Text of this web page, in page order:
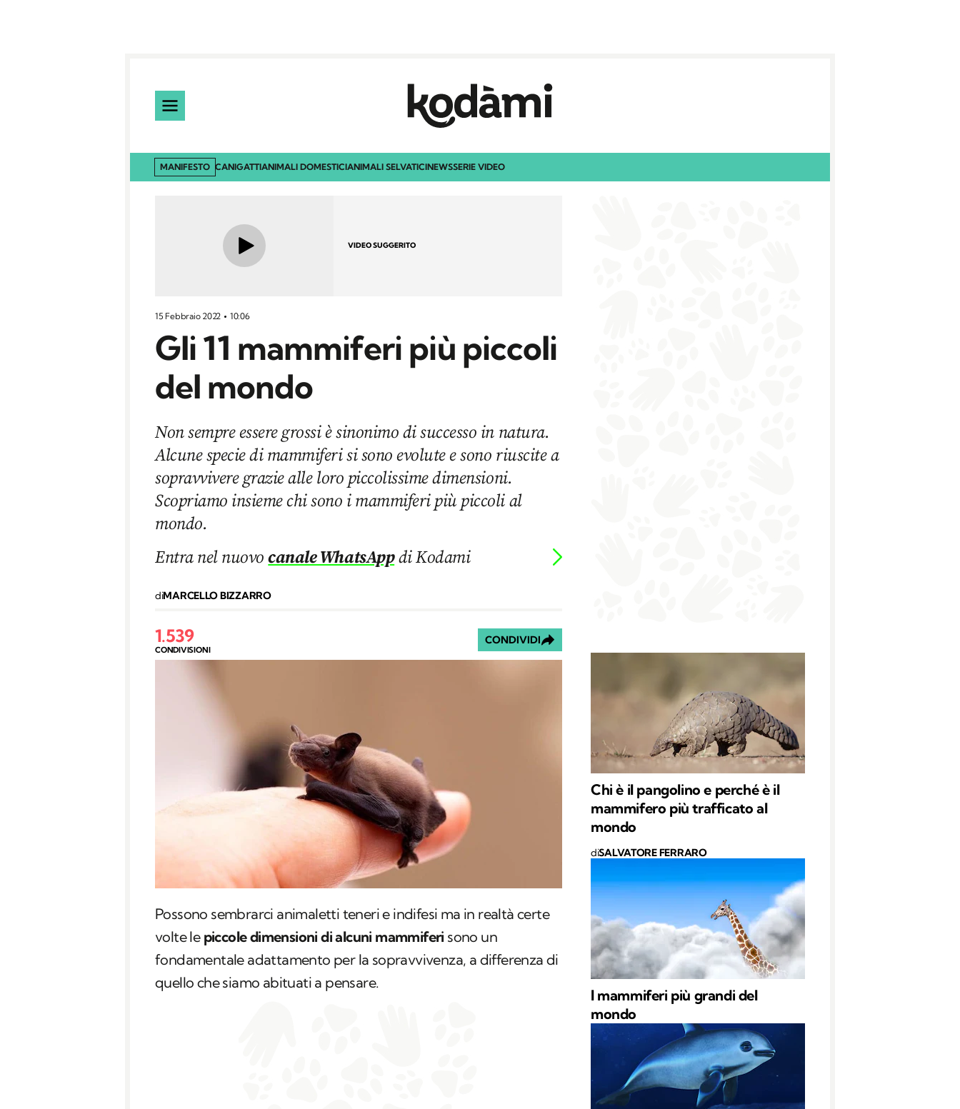
MANIFESTO CANIGATTIANIMALI DOMESTICIANIMALI SELVATICINEWSSERIE VIDEO
VIDEO SUGGERITO
15 Febbraio 2022 10:06
Gli 11 mammiferi più piccoli
del mondo
Non sempre essere grossi è sinonimo di successo in natura.
Alcune specie di mammiferi si sono evolute e sono riuscite a
sopravvivere grazie alle loro piccolissime dimensioni.
Scopriamo insieme chi sono i mammiferi più piccoli al
mondo.
Entra nel nuovocanale WhatsAppdi Kodami
diMARCELLO BIZZARRO
1.539
CONDIVISIONI
CONDIVIDI
Possono sembrarci animaletti teneri e indifesi ma in realtà certe
volte le piccole dimensioni di alcuni mammiferi sono un
fondamentale adattamento per la sopravvivenza, a differenza di
quello che siamo abituati a pensare.
Chi è il pangolino e perché è il
mammifero più trafficato al
mondo
diSALVATORE FERRARO
I mammiferi più grandi del
mondo